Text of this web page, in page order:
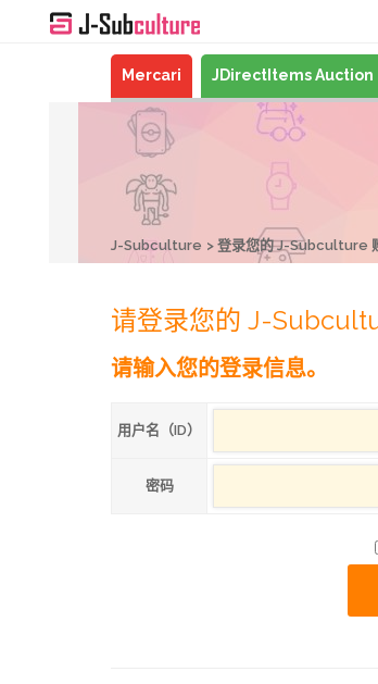
Mercari JDirectItems Auction
J-Subculture 登录您的 J-Subculture
请登录您的 J-
请输入您的登录信息。
用户名（ID）
密码